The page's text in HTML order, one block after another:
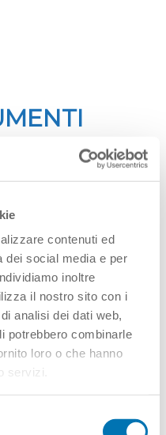
contenuti ed
dei social media e per
inoltre
il nostro sito con i
analisi dei dati web,
potrebbero combinarle
loro o che hanno
servizi.